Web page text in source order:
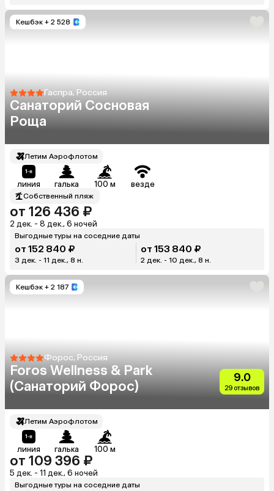
Кешбэк + 2 528
Гаспра, Россия
Санаторий Сосновая
Роща
Летим Аэрофлотом
линия галька 100 м везде
Собственный пляж
от 126 436 ₽
2 дек. - 8 дек., 6 ночей
Выгодные туры на соседние даты
от 152 840 ₽
3 дек. - 11 дек., 8 н.
от 153 840 ₽
2 дек. - 10 дек., 8 н.
Кешбэк + 2 187
Форос, Россия
Foros Wellness & Park
(Санаторий Форос)
9.0
29 отзывов
Летим Аэрофлотом
линия галька 100 м
от 109 396 ₽
5 дек. - 11 дек., 6 ночей
Выгодные туры на соседние даты